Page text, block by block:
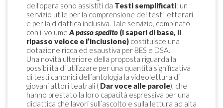
dell’opera sono assistiti da Testi semplificati: un
servizio utile per la comprensione dei testi letterari
e per la didattica inclusiva. Tale servizio, combinato
con il volume Apassospedito(i saperi di base, il
ripasso veloce e l’inclusione)costituisce una
dotazione ricca ed esaustiva per BES e DSA.
Una novità ulteriore della proposta riguarda la
possibilità di utilizzare per una quantità significativa
di testi canonici dell’antologia la videolettura di
giovani attori teatrali ( Darvocealle parole), che
hanno prestato la loro capacità espressiva per una
didattica che lavori sull’ascolto e sulla lettura ad alta